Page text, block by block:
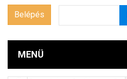
Belépés
MENÜ